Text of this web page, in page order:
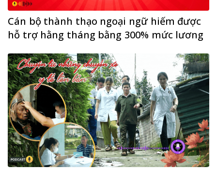
Cán bộ thành thạo ngoại ngữ hiếm được
hỗ trợ hằng tháng bằng 300% mức lương